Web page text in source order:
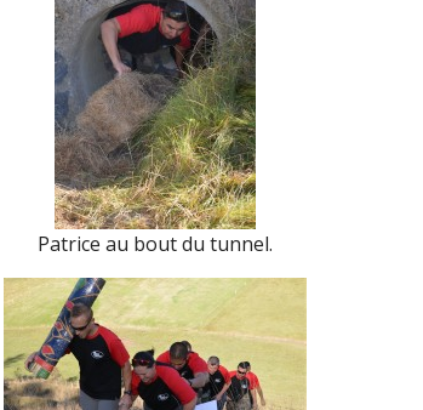
Patrice au bout du tunnel.